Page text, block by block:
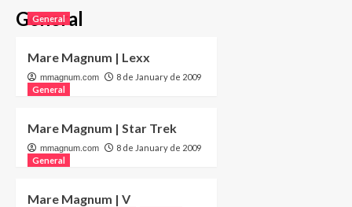
General
General
Mare Magnum | Lexx
mmagnum.com
8 de January de 2009
General
Mare Magnum | Star Trek
mmagnum.com
8 de January de 2009
General
Mare Magnum | V